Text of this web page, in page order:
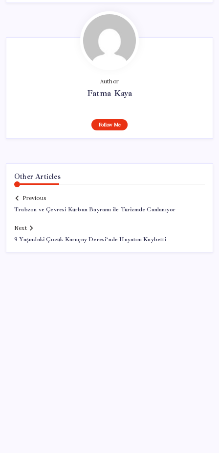
Author
Fatma Kaya
Follow Me
Other Articles
Previous
Trabzon ve Çevresi Kurban Bayramı ile Turizmde Canlanıyor
Next
9 Yaşındaki Çocuk Karaçay Deresi’nde Hayatını Kaybetti